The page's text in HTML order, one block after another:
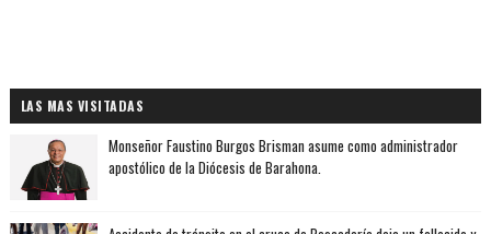
LAS MAS VISITADAS
Monseñor Faustino Burgos Brisman asume como administrador
apostólico de la Diócesis de Barahona.